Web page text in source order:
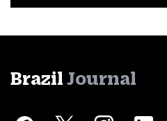
Brazil Journal